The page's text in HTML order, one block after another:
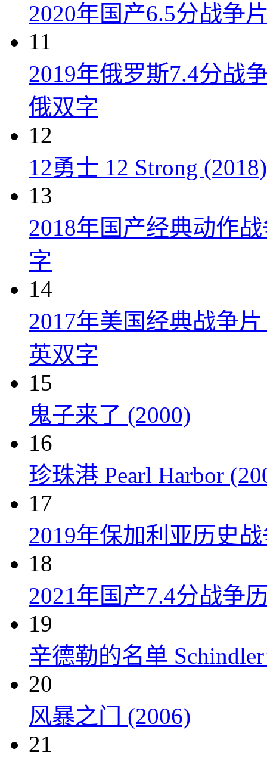
2020年国产6.5分战争
11
2019年俄罗斯7.4分战
俄双字
12
12勇士 12 Strong (2018)
13
2018年国产经典动作
字
14
2017年美国经典战争
英双字
15
鬼子来了 (2000)
16
珍珠港 Pearl Harbor
17
2019年保加利亚历史
18
2021年国产7.4分战争
19
辛德勒的名单
20
风暴之门 (2006)
21